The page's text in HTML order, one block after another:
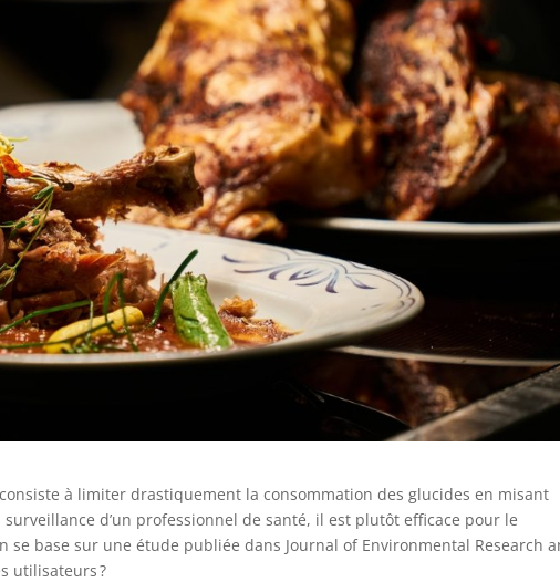
à limiter drastiquement la consommation des glucides en misant
d’un professionnel de santé, il est plutôt efficace pour le
se base sur une étude publiée dans Journal of Environmental Research
utilisateurs ?